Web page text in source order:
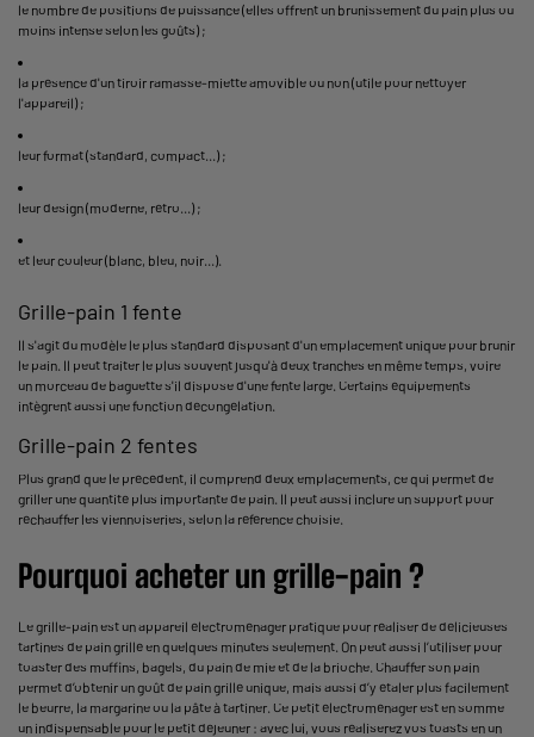
le nombre de positions de puissance (elles offrent un brunissement du pain plus ou
moins intense selon les goûts) ;
la présence d'un tiroir ramasse-miette amovible ou non (utile pour nettoyer
l'appareil) ;
leur format (standard, compact...) ;
leur design (moderne, rétro...) ;
et leur couleur (blanc, bleu, noir...).
Grille-pain 1 fente
Il s'agit du modèle le plus standard disposant d'un emplacement unique pour brunir
le pain. Il peut traiter le plus souvent jusqu'à deux tranches en même temps, voire
un morceau de baguette s'il dispose d'une fente large. Certains équipements
intègrent aussi une fonction décongélation.
Grille-pain 2 fentes
Plus grand que le précédent, il comprend deux emplacements, ce qui permet de
griller une quantité plus importante de pain. Il peut aussi inclure un support pour
réchauffer les viennoiseries, selon la référence choisie.
Pourquoi acheter un grille-pain ?
Le grille-pain est un appareil électroménager pratique pour réaliser de délicieuses
tartines de pain grillé en quelques minutes seulement. On peut aussi l’utiliser pour
toaster des muffins, bagels, du pain de mie et de la brioche. Chauffer son pain
permet d’obtenir un goût de pain grillé unique, mais aussi d’y étaler plus facilement
le beurre, la margarine ou la pâte à tartiner. Ce petit électroménager est en somme
un indispensable pour le petit déjeuner : avec lui, vous réaliserez vos toasts en un